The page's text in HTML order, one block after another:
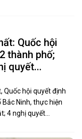
Quốc hội
thành phố;
quyết...
Quốc hội quyết định
Ninh, thực hiện
4 nghị quyết...